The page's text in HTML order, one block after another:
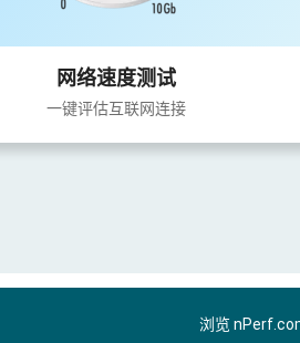
网络速度测试
一键评估互联网连接
浏览